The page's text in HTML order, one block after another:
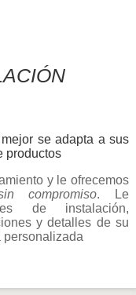
se adapta a sus
productos
y le ofrecemos
compromiso. Le
de instalación,
y detalles de su
personalizada